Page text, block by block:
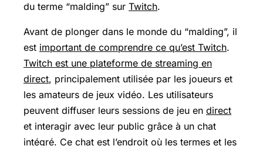
du terme “malding” sur Twitch.
Avant de plonger dans le monde du “malding”, il
est important de comprendre ce qu’est Twitch.
Twitch est une plateforme de streaming en
direct, principalement utilisée par les joueurs et
les amateurs de jeux vidéo. Les utilisateurs
peuvent diffuser leurs sessions de jeu en direct
et interagir avec leur public grâce à un chat
intégré. Ce chat est l’endroit où les termes et les